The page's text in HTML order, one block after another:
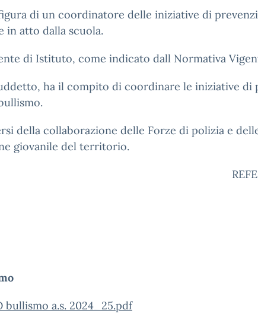
di un coordinatore delle iniziative di
in atto dalla scuola.
di Istituto, come indicato dall Normativa
ha il compito di coordinare le iniziative di
della collaborazione delle Forze di polizia e
giovanile del territorio.
bullismo a.s. 2024_25.pdf